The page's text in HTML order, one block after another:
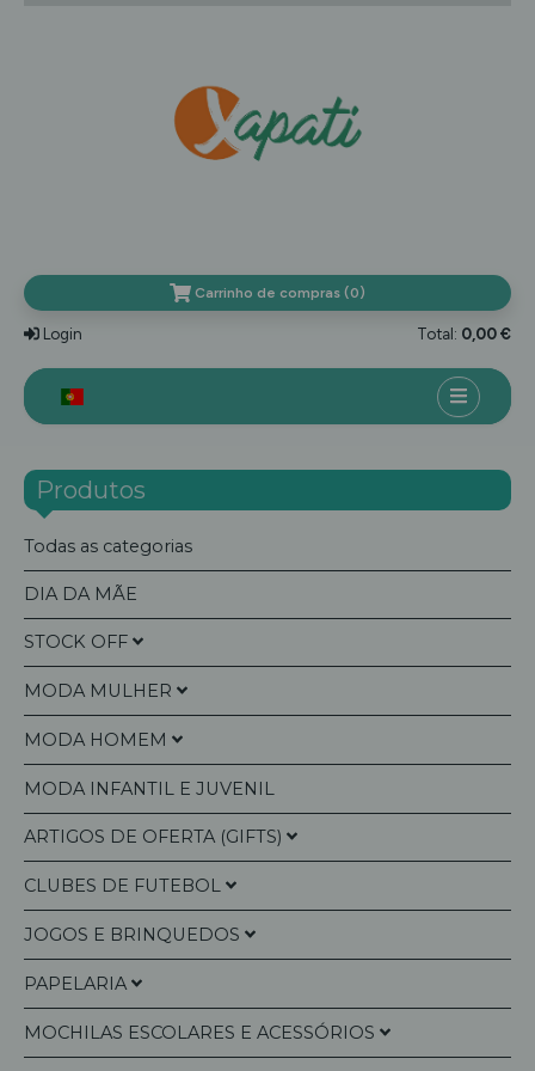
Carrinho de compras (0)
Login Total: 0,00 €
TOP MARCAS
PONTOS E RECOMPENSAS
SOBRE NÓS
CONTACTOS
Pesquisar
Produtos
Todas as categorias
DIA DA MÃE
STOCK OFF
Agendas Anuais
Artigos Presentes
Calendários
Tecnologia
MODA MULHER
Bolsas Multiusos
Bolsa a Tiracolo/Pasta Documentos
Carteiras e Porta Moedas
Malas de Ombro
Malas a Tiracolo
MODA HOMEM
Bolsas a Tiracolo / Mochila
Carteiras
Porta-Cartões
MODA INFANTIL E JUVENIL
ARTIGOS DE OFERTA (GIFTS)
Canecas e Chávenas
Meias
Livros de Colorir
Garrafas e Copos Térmicos
CLUBES DE FUTEBOL
SLB - Benfica
FCP - Porto
SCP - Sporting
JOGOS E BRINQUEDOS
Lego
Jogos Diversos
PAPELARIA
KIT´S ESCOLARES
MOCHILAS ESCOLARES E ACESSÓRIOS